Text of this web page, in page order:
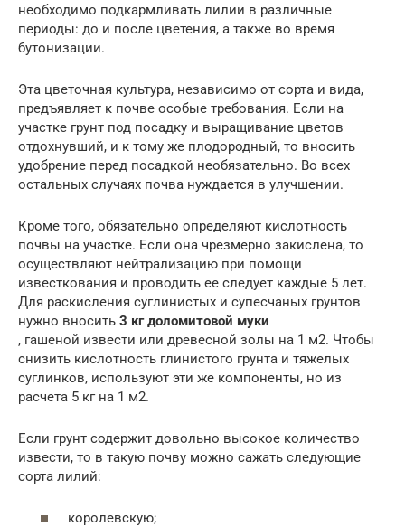
необходимо подкармливать лилии в различные
периоды: до и после цветения, а также во время
бутонизации.
Эта цветочная культура, независимо от сорта и вида,
предъявляет к почве особые требования. Если на
участке грунт под посадку и выращивание цветов
отдохнувший, и к тому же плодородный, то вносить
удобрение перед посадкой необязательно. Во всех
остальных случаях почва нуждается в улучшении.
Кроме того, обязательно определяют кислотность
почвы на участке. Если она чрезмерно закислена, то
осуществляют нейтрализацию при помощи
известкования и проводить ее следует каждые 5 лет.
Для раскисления суглинистых и супесчаных грунтов
нужно вносить 3 кг доломитовой муки
, гашеной извести или древесной золы на 1 м2. Чтобы
снизить кислотность глинистого грунта и тяжелых
суглинков, используют эти же компоненты, но из
расчета 5 кг на 1 м2.
Если грунт содержит довольно высокое количество
извести, то в такую почву можно сажать следующие
сорта лилий:
королевскую;